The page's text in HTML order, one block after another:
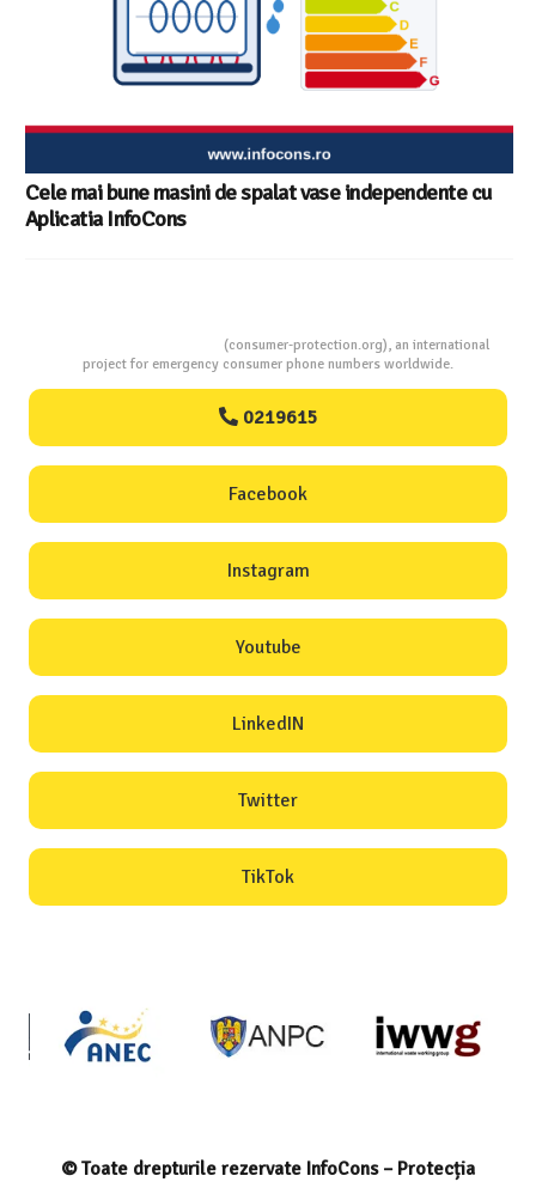
Cele mai bune masini de spalat vase independente cu
Aplicatia InfoCons
(consumer-protection.org), an international
project for emergency consumer phone numbers worldwide.
0219615
Facebook
Instagram
Youtube
LinkedIN
Twitter
TikTok
© Toate drepturile rezervate InfoCons – Protecția